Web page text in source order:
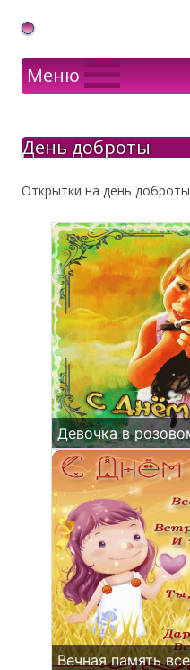
Gif Открытки в подарок
Меню
День доброты
Открытки на день доброты